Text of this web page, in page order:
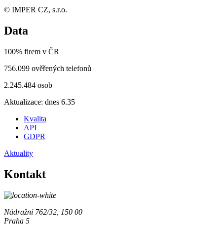
© IMPER CZ, s.r.o.
Data
100% firem v ČR
756.099 ověřených telefonů
2.245.484 osob
Aktualizace: dnes 6.35
Kvalita
API
GDPR
Aktuality
Kontakt
Nádražní 762/32, 150 00
Praha 5